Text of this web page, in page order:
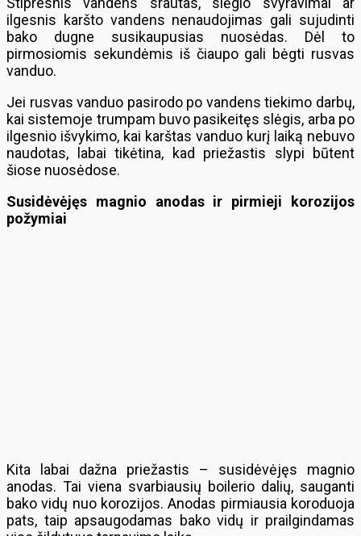
ilgesnis karšto vandens nenaudojimas gali sujudinti
bako dugne susikaupusias nuosėdas. Dėl to
pirmosiomis sekundėmis iš čiaupo gali bėgti rusvas
vanduo.
Jei rusvas vanduo pasirodo po vandens tiekimo darbų,
kai sistemoje trumpam buvo pasikeitęs slėgis, arba po
ilgesnio išvykimo, kai karštas vanduo kurį laiką nebuvo
naudotas, labai tikėtina, kad priežastis slypi būtent
šiose nuosėdose.
Susidėvėjęs magnio anodas ir pirmieji korozijos
požymiai
Kita labai dažna priežastis – susidėvėjęs magnio
anodas. Tai viena svarbiausių boilerio dalių, sauganti
bako vidų nuo korozijos. Anodas pirmiausia koroduoja
pats, taip apsaugodamas bako vidų ir prailgindamas